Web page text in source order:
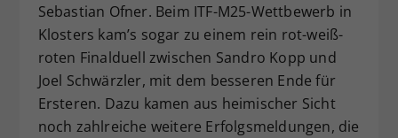
Sebastian Ofner. Beim ITF-M25-Wettbewerb in
Klosters kam’s sogar zu einem rein rot-weiß-
roten Finalduell zwischen Sandro Kopp und
Joel Schwärzler, mit dem besseren Ende für
Ersteren. Dazu kamen aus heimischer Sicht
noch zahlreiche weitere Erfolgsmeldungen, die